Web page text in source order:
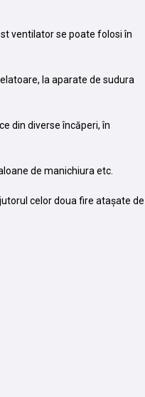
ventilator se poate folosi în
la aparate de sudura
din diverse încăperi, în
de manichiura etc.
celor doua fire atașate de